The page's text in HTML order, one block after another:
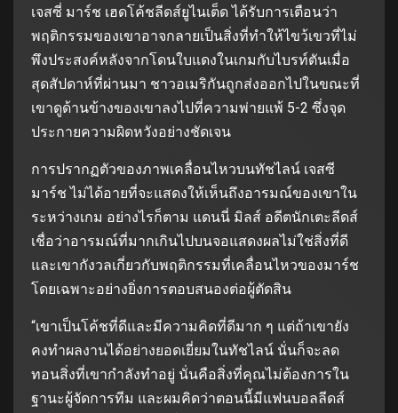
เจสซี่ มาร์ช เฮดโค้ชลีดส์ยูไนเต็ด ได้รับการเตือนว่า
พฤติกรรมของเขาอาจกลายเป็นสิ่งที่ทําให้ไขว้เขวที่ไม่
พึงประสงค์หลังจากโดนใบแดงในเกมกับไบรท์ตันเมื่อ
สุดสัปดาห์ที่ผ่านมา ชาวอเมริกันถูกส่งออกไปในขณะที่
เขาดูด้านข้างของเขาลงไปที่ความพ่ายแพ้ 5-2 ซึ่งจุด
ประกายความผิดหวังอย่างชัดเจน
การปรากฏตัวของภาพเคลื่อนไหวบนทัชไลน์ เจสซี
มาร์ช ไม่ได้อายที่จะแสดงให้เห็นถึงอารมณ์ของเขาใน
ระหว่างเกม อย่างไรก็ตาม แดนนี่ มิลส์ อดีตนักเตะลีดส์
เชื่อว่าอารมณ์ที่มากเกินไปบนจอแสดงผลไม่ใช่สิ่งที่ดี
และเขากังวลเกี่ยวกับพฤติกรรมที่เคลื่อนไหวของมาร์ช
โดยเฉพาะอย่างยิ่งการตอบสนองต่อผู้ตัดสิน
“เขาเป็นโค้ชที่ดีและมีความคิดที่ดีมาก ๆ แต่ถ้าเขายัง
คงทําผลงานได้อย่างยอดเยี่ยมในทัชไลน์ นั่นก็จะลด
ทอนสิ่งที่เขากําลังทําอยู่ นั่นคือสิ่งที่คุณไม่ต้องการใน
ฐานะผู้จัดการทีม และผมคิดว่าตอนนี้มีแฟนบอลลีดส์